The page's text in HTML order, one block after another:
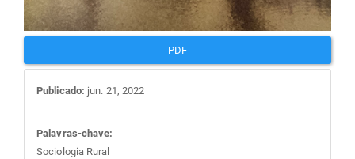
PDF
Publicado: jun. 21, 2022
Palavras-chave:
Sociologia Rural